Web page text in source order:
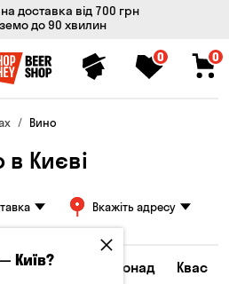
доставка від 700 грн
до 90 хвилин
0 0
Вино
Києві
Вкажіть адресу
Вино Лимонад Квас
Київ?